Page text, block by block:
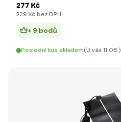
277 Kč
229 Kč bez DPH
+ 9 bodů
Poslední kus skladem(U vás 11.08.)